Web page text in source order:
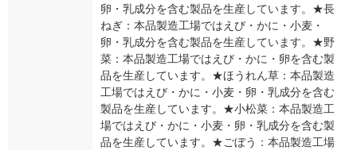
卵・乳成分を含む製品を生産しています。★長
ねぎ：本品製造工場ではえび・かに・小麦・
卵・乳成分を含む製品を生産しています。★野
菜：本品製造工場ではえび・かに・卵を含む製
品を生産しています。★ほうれん草：本品製造
工場ではえび・かに・小麦・卵・乳成分を含む
製品を生産しています。★小松菜：本品製造工
場ではえび・かに・小麦・卵・乳成分を含む製
品を生産しています。★ごぼう：本品製造工場